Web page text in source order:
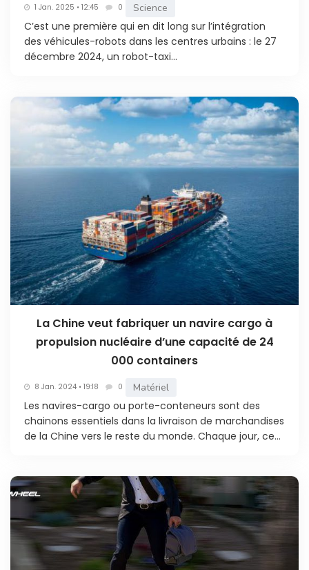
1 Jan. 2025 • 12:45 0 Science
C’est une première qui en dit long sur l’intégration
des véhicules-robots dans les centres urbains : le 27
décembre 2024, un robot-taxi...
La Chine veut fabriquer un navire cargo à
propulsion nucléaire d’une capacité de 24
000 containers
8 Jan. 2024 • 19:18 0 Matériel
Les navires-cargo ou porte-conteneurs sont des
chainons essentiels dans la livraison de marchandises
de la Chine vers le reste du monde. Chaque jour, ce...